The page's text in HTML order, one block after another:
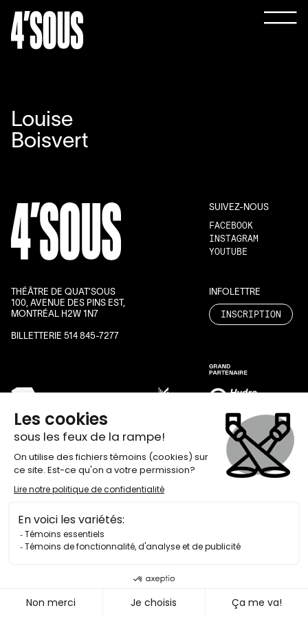
Louise
Boisvert
SUIVEZ-NOUS
FACEBOOK
INSTAGRAM
YOUTUBE
THÉÂTRE DE QUAT’SOUS
100, AVENUE DES PINS EST,
MONTRÉAL H2W 1N7
BILLETTERIE 514 845-7277
INFOLETTRE
INSCRIPTION